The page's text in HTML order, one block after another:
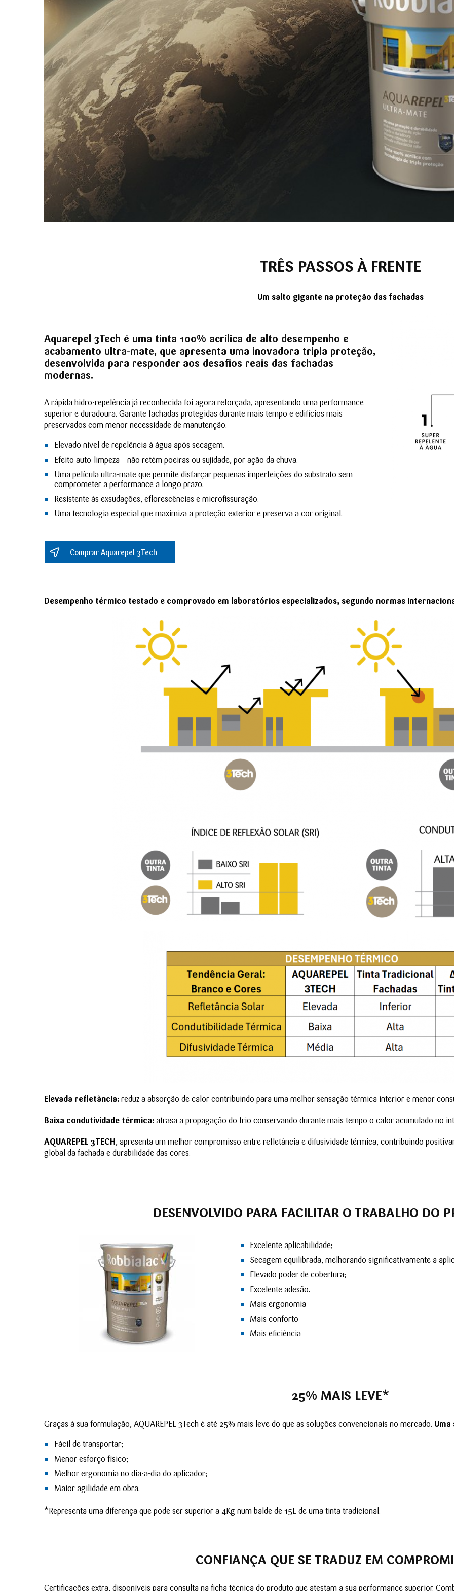
TRÊS PASSOS À FRENTE
Um sa lto gigante na proteção das fachadas
Aquarepel 3Tech é uma tinta 100% acrílica de alto desempenho e
acabamento ultra-mate, que apresenta uma inovadora tripla proteção,
desenvolvida para responder aos desafios reais das fachadas
modernas.
A rápida hidro-repelência já reconhecida foi agora reforçada, apresentando uma performance
superior e duradoura. Garante fachadas protegidas durante mais tempo e edifícios mais
preservados com menor necessidade de manutenção.
Elevado nível de repelência à água após secagem.
Efeito auto-limpeza – não retém poeiras ou sujidade, por ação da chuva.
Uma película ultra-mate que permite disfarçar pequenas imperfeições do substrato sem
comprometer a performance a longo prazo.
Resistente às exsudações, eflorescências e microfissuração.
Uma tecnologia especial que maximiza a proteção exterior e preserva a cor original.
Comprar Aquarepel 3Tech
Desempenho térmico testado e comprovado em laboratórios especializados, segundo normas
Elevada refletância: reduz a absorção de calor contribuindo para uma melhor sensação térmica interior e menor
Baixa condutividade térmica: atrasa a propagação do frio conservando durante mais tempo o calor acumulado no
AQUAREPEL 3TECH, apresenta um melhor compromisso entre refletância e difusividade térmica, contribuindo
global da fachada e durabilidade das cores.
DESENVOLVIDO PARA FACILITAR O TRABALHO DO
Excelente aplicabilidade;
Secagem equilibrada, melhorando significativamente a
Elevado poder de cobertura;
Excelente adesão.
Mais ergonomia
Mais conforto​​​​
Mais eficiência
25% MAIS LEVE*
Graças à sua formulação, AQUAREPEL 3Tech é até 25% mais leve do que as soluções convencionais no mercado.
Fácil de transportar;
Menor esforço físico;
Melhor ergonomia no dia-a-dia do aplicador;
Maior agilidade em obra.
*Representa uma diferença que pode ser superior a 4Kg num balde de 15L de uma tinta tradicional.
CONFIANÇA QUE SE TRADUZ EM
Certificações extra, disponíveis para consulta na ficha técnica do produto que atestam a sua performance superior.